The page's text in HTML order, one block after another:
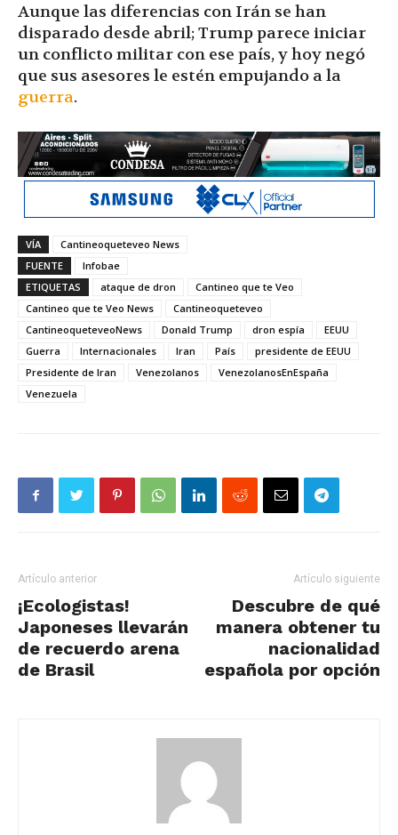
Aunque las diferencias con Irán se han
disparado desde abril; Trump parece iniciar
un conflicto militar con ese país, y hoy negó
que sus asesores le estén empujando a la
guerra.
VÍA
Cantineoqueteveo News
FUENTE
Infobae
ETIQUETAS
ataque de dron
Cantineo que te Veo
Cantineo que te Veo News
Cantineoqueteveo
CantineoqueteveoNews
Donald Trump dron espía
EEUU
Guerra
Internacionales Iran País
presidente de EEUU
Presidente de Iran
Venezolanos
VenezolanosEnEspaña
Venezuela
Artículo anterior
¡Ecologistas!
Japoneses llevarán
de recuerdo arena
de Brasil
Artículo siguiente
Descubre de qué
manera obtener tu
nacionalidad
española por opción